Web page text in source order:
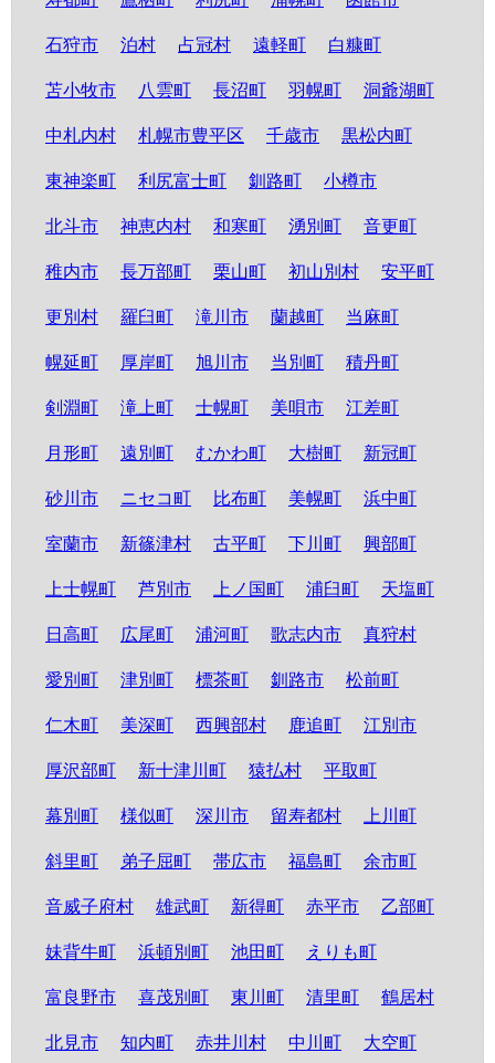
石狩市 泊村 占冠村 遠軽町 白糠町
苫小牧市 八雲町 長沼町 羽幌町 洞爺湖町
中札内村 札幌市豊平区 千歳市 黒松内町
東神楽町 利尻富士町 釧路町 小樽市
北斗市 神恵内村 和寒町 湧別町 音更町
稚内市 長万部町 栗山町 初山別村 安平町
更別村 羅臼町 滝川市 蘭越町 当麻町
幌延町 厚岸町 旭川市 当別町 積丹町
剣淵町 滝上町 士幌町 美唄市 江差町
月形町 遠別町 むかわ町 大樹町 新冠町
砂川市 ニセコ町 比布町 美幌町 浜中町
室蘭市 新篠津村 古平町 下川町 興部町
上士幌町 芦別市 上ノ国町 浦臼町 天塩町
日高町 広尾町 浦河町 歌志内市 真狩村
愛別町 津別町 標茶町 釧路市 松前町
仁木町 美深町 西興部村 鹿追町 江別市
厚沢部町 新十津川町 猿払村 平取町
幕別町 様似町 深川市 留寿都村 上川町
斜里町 弟子屈町 帯広市 福島町 余市町
音威子府村 雄武町 新得町 赤平市 乙部町
妹背牛町 浜頓別町 池田町 えりも町
富良野市 喜茂別町 東川町 清里町 鶴居村
北見市 知内町 赤井川村 中川町 大空町